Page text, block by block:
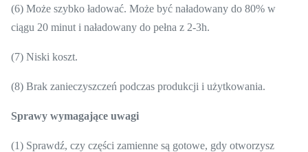
(6) Może szybko ładować. Może być naładowany do 80% w
ciągu 20 minut i naładowany do pełna z 2-3h.
(7) Niski koszt.
(8) Brak zanieczyszczeń podczas produkcji i użytkowania.
Sprawy wymagające uwagi
(1) Sprawdź, czy części zamienne są gotowe, gdy otworzysz